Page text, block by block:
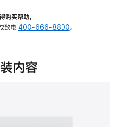
购买帮助，
致电 400-666-8800。
内容